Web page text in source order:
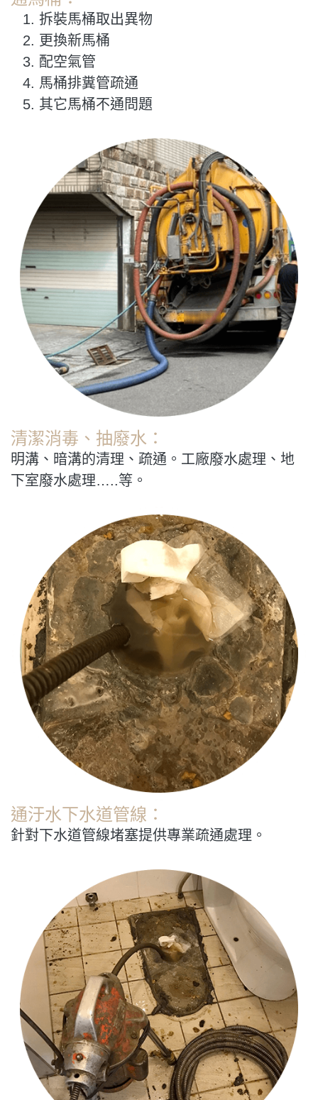
拆裝馬桶取出異物
更換新馬桶
配空氣管
馬桶排糞管疏通
其它馬桶不通問題
清潔消毒、抽廢水：
明溝、暗溝的清理、疏通。工廠廢水處理、地
下室廢水處理…..等。
通汙水下水道管線：
針對下水道管線堵塞提供專業疏通處理。